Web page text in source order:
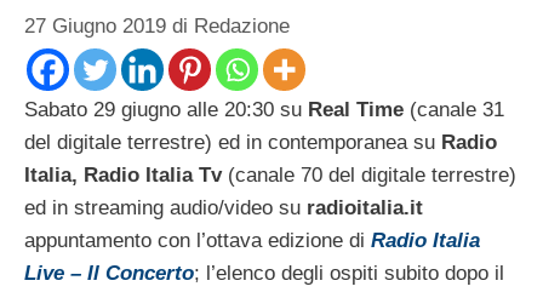
27 Giugno 2019 di Redazione
Sabato 29 giugno alle 20:30 su Real Time (canale 31
del digitale terrestre) ed in contemporanea su Radio
Italia, Radio Italia Tv(canale 70 del digitale terrestre)
ed in streaming audio/video su radioitalia.it
appuntamento con l’ottava edizione di Radio Italia
Live – Il Concerto; l’elenco degli ospiti subito dopo il